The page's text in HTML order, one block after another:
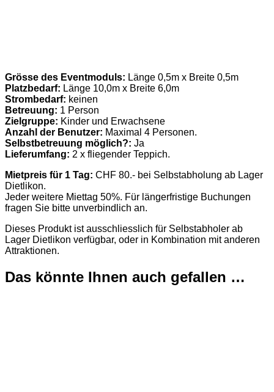
Grösse des Eventmoduls: Länge 0,5m x Breite 0,5m
Platzbedarf: Länge 10,0m x Breite 6,0m
Strombedarf: keinen
Betreuung: 1 Person
Zielgruppe: Kinder und Erwachsene
Anzahl der Benutzer: Maximal 4 Personen.
Selbstbetreuung möglich?: Ja
Lieferumfang: 2 x fliegender Teppich.
Mietpreis für 1 Tag: CHF 80.- bei Selbstabholung ab Lager
Dietlikon.
Jeder weitere Miettag 50%. Für längerfristige Buchungen
fragen Sie bitte unverbindlich an.
Dieses Produkt ist ausschliesslich für Selbstabholer ab
Lager Dietlikon verfügbar, oder in Kombination mit anderen
Attraktionen.
Das könnte Ihnen auch gefallen …